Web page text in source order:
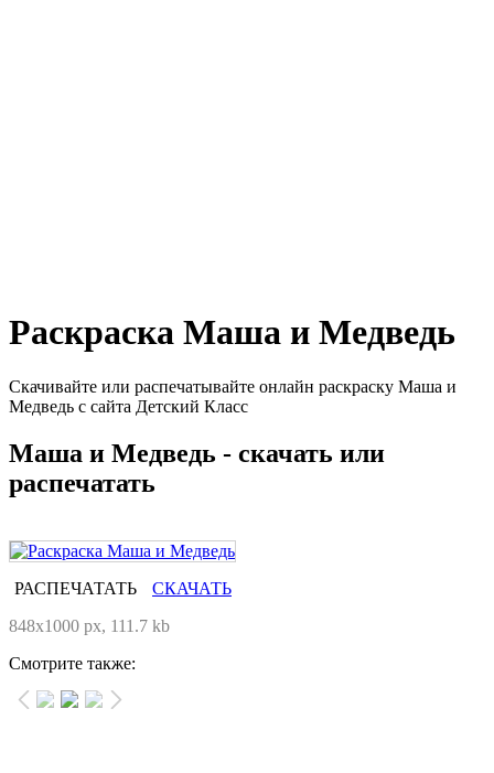
Раскраска Маша и Медведь
Скачивайте или распечатывайте онлайн раскраску Маша и
Медведь с сайта Детский Класс
Маша и Медведь - скачать или
распечатать
РАСПЕЧАТАТЬ
СКАЧАТЬ
848x1000 px, 111.7 kb
Смотрите также: